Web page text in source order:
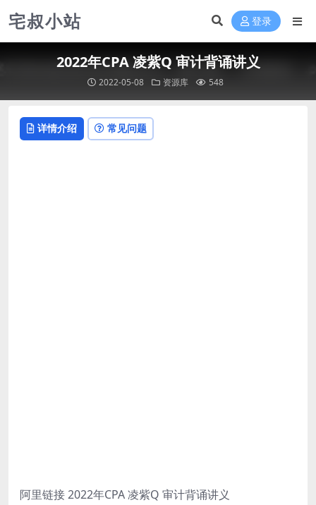
宅叔小站 登录
2022年CPA 凌紫Q 审计背诵讲义
2022-05-08 资源库 548
详情介绍 常见问题
阿里链接 2022年CPA 凌紫Q 审计背诵讲义